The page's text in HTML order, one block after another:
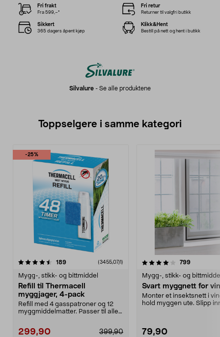
Silvalure - Se alle produktene
Fri frakt
Fra 599,–*
Fri retur
Returner til valgfri butikk
Sikkert
365 dagers åpent kjøp
Klikk&Hent
Bestill på nett og hent i butikk
Toppselgere i samme kategori
-25%
189anmeldelser(3455,07/l)
Mygg-, stikk- og bittmiddel
Refill til Thermacell
myggjager, 4-pack
Refill med 4 gasspatroner og 12
myggmiddelmatter. Passer til alle
299,90 399,90
4.0 av 5 stjerner 799
Mygg-, stikk- og
Svart myggnett for
Monter et insektsnett i
hold myggen ute. Slipp
79,90
4.0 av 5 stjerner